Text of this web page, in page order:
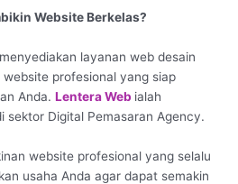
Website Berkelas?
layanan web desain
profesional yang siap
Anda. Lentera Web ialah
sektor Digital Pemasaran Agency.
website profesional yang selalu
usaha Anda agar dapat semakin